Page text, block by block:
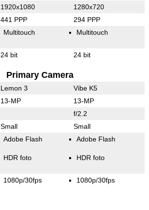
1920x1080 1280x720
441 PPP 294 PPP
Multitouch Multitouch
24 bit 24 bit
Primary Camera
Lemon 3 Vibe K5
13-MP 13-MP
f/2.2
Small Small
Adobe Flash
HDR foto
Adobe Flash
HDR foto
1080p/30fps 1080p/30fps